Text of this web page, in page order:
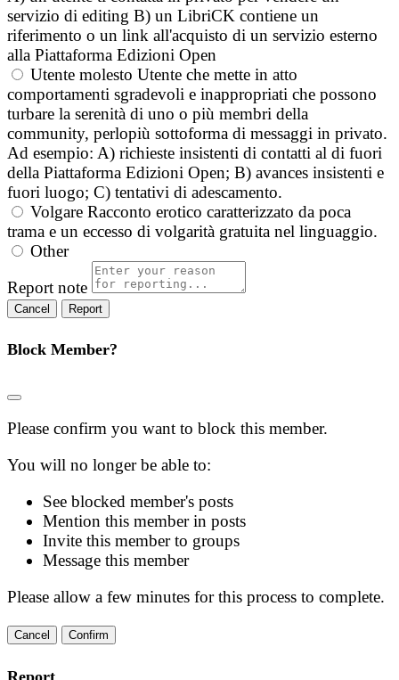
servizio di editing B) un LibriCK contiene un
riferimento o un link all'acquisto di un servizio esterno
alla Piattaforma Edizioni Open
Utente molesto Utente che mette in atto
comportamenti sgradevoli e inappropriati che possono
turbare la serenità di uno o più membri della
community, perlopiù sottoforma di messaggi in privato.
Ad esempio: A) richieste insistenti di contatti al di fuori
della Piattaforma Edizioni Open; B) avances insistenti e
fuori luogo; C) tentativi di adescamento.
Volgare Racconto erotico caratterizzato da poca
trama e un eccesso di volgarità gratuita nel linguaggio.
Other
Report note
Report
Block Member?
Please confirm you want to block this member.
You will no longer be able to:
See blocked member's posts
Mention this member in posts
Invite this member to groups
Message this member
Please allow a few minutes for this process to complete.
Confirm